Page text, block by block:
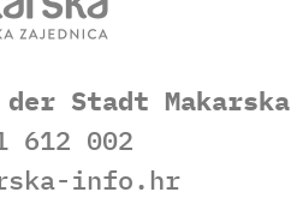
der Stadt Makarska
612 002
info.hr